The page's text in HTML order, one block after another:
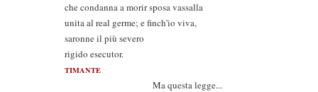
che condanna a morir sposa vassalla
unita al real germe; e finch'io viva,
saronne il più severo
rigido esecutor.
TIMANTE
Ma questa legge...